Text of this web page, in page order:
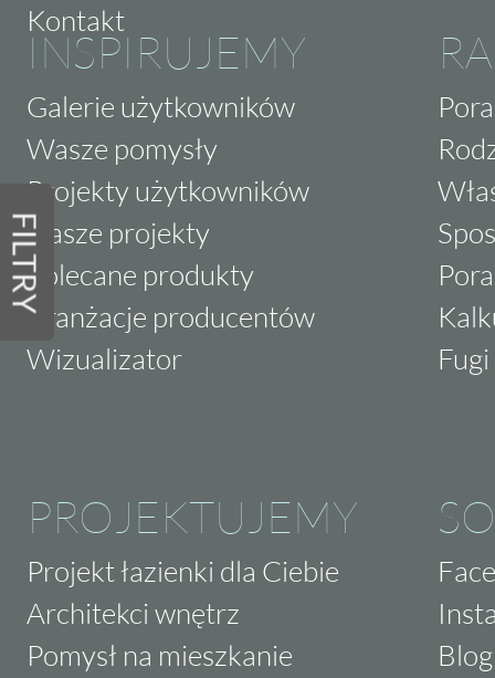
FILTRY
Kontakt
INSPIRUJEMY
Galerie użytkowników
Wasze pomysły
Projekty użytkowników
Nasze projekty
Polecane produkty
Aranżacje producentów
Wizualizator
PROJEKTUJEMY
Projekt łazienki dla Ciebie
Architekci wnętrz
Pomysł na mieszkanie
Blog